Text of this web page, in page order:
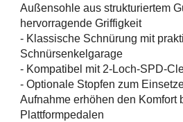
Außensohle aus strukturiertem
hervorragende Griffigkeit
- Klassische Schnürung mit
Schnürsenkelgarage
- Kompatibel mit 2-Loch-SPD-
- Optionale Stopfen zum
Aufnahme erhöhen den Komfort
Plattformpedalen